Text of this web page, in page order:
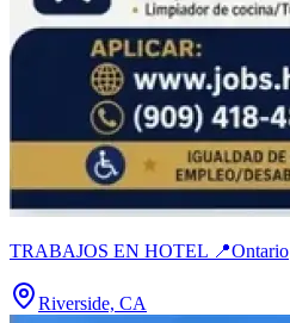
TRABAJOS EN HOTEL 📍Ontario
Riverside, CA